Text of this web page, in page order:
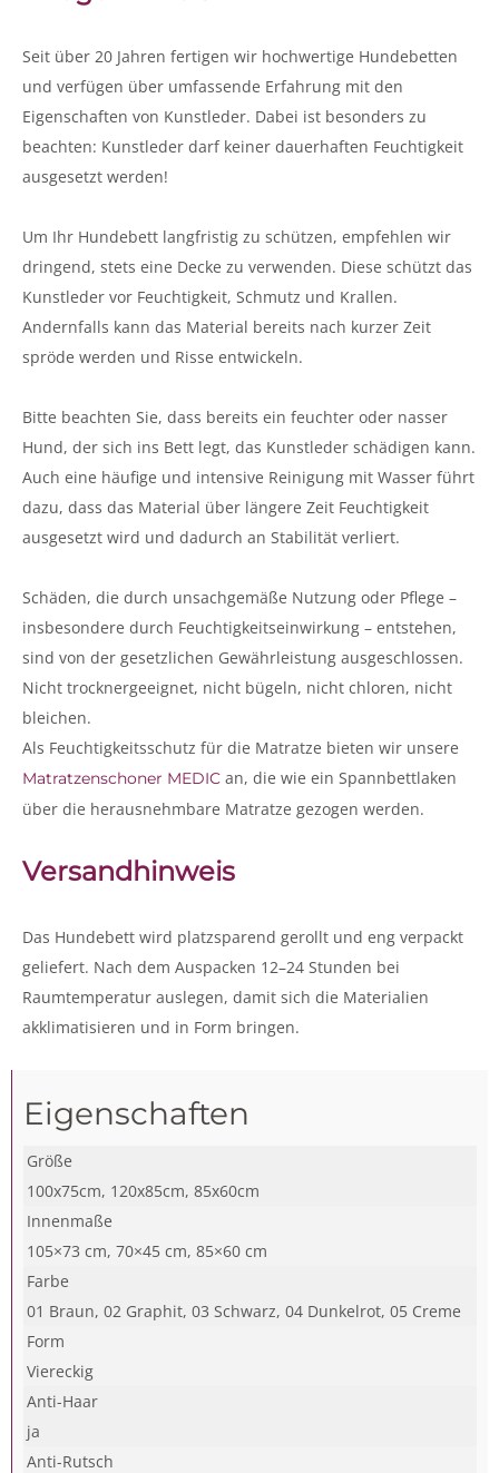
Seit über 20 Jahren fertigen wir hochwertige Hundebetten
und verfügen über umfassende Erfahrung mit den
Eigenschaften von Kunstleder. Dabei ist besonders zu
beachten: Kunstleder darf keiner dauerhaften Feuchtigkeit
ausgesetzt werden!
Um Ihr Hundebett langfristig zu schützen, empfehlen wir
dringend, stets eine Decke zu verwenden. Diese schützt das
Kunstleder vor Feuchtigkeit, Schmutz und Krallen.
Andernfalls kann das Material bereits nach kurzer Zeit
spröde werden und Risse entwickeln.
Bitte beachten Sie, dass bereits ein feuchter oder nasser
Hund, der sich ins Bett legt, das Kunstleder schädigen kann.
Auch eine häufige und intensive Reinigung mit Wasser führt
dazu, dass das Material über längere Zeit Feuchtigkeit
ausgesetzt wird und dadurch an Stabilität verliert.
Schäden, die durch unsachgemäße Nutzung oder Pflege –
insbesondere durch Feuchtigkeitseinwirkung – entstehen,
sind von der gesetzlichen Gewährleistung ausgeschlossen.
Nicht trocknergeeignet, nicht bügeln, nicht chloren, nicht
bleichen.
Als Feuchtigkeitsschutz für die Matratze bieten wir unsere
Matratzenschoner MEDIC an, die wie ein Spannbettlaken
über die herausnehmbare Matratze gezogen werden.
Versandhinweis
Das Hundebett wird platzsparend gerollt und eng verpackt
geliefert. Nach dem Auspacken 12–24 Stunden bei
Raumtemperatur auslegen, damit sich die Materialien
akklimatisieren und in Form bringen.
Eigenschaften
Größe
100x75cm, 120x85cm, 85x60cm
Innenmaße
105×73 cm, 70×45 cm, 85×60 cm
Farbe
01 Braun, 02 Graphit, 03 Schwarz, 04 Dunkelrot, 05 Creme
Form
Viereckig
Anti-Haar
ja
Anti-Rutsch